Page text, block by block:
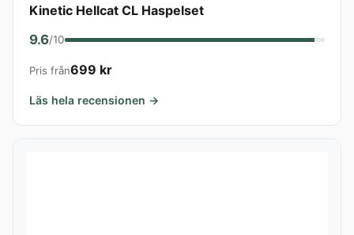
Kinetic Hellcat CL Haspelset
9.6/10
Pris från699 kr
Läs hela recensionen →